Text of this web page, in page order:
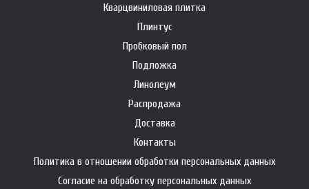
Кварцвиниловая плитка
Плинтус
Пробковый пол
Подложка
Линолеум
Распродажа
Доставка
Контакты
Политика в отношении обработки персональных данных
Согласие на обработку персональных данных